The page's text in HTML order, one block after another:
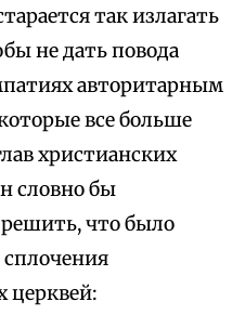
так излагать
не дать повода
авторитарным
все больше
христианских
словно бы
что было
церквей: